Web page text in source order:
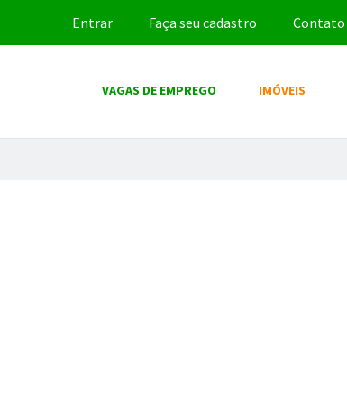
Entrar Faça seu cadastro Contato
VAGAS DE EMPREGO IMÓVEIS